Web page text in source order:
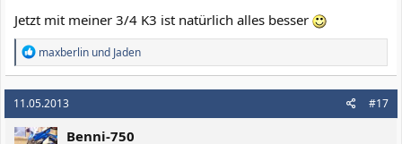
Jetzt mit meiner 3/4 K3 ist natürlich alles besser
R
e
a
k
t
i
o
maxberlin und Jaden
11.05.2013 #17
Benni-750